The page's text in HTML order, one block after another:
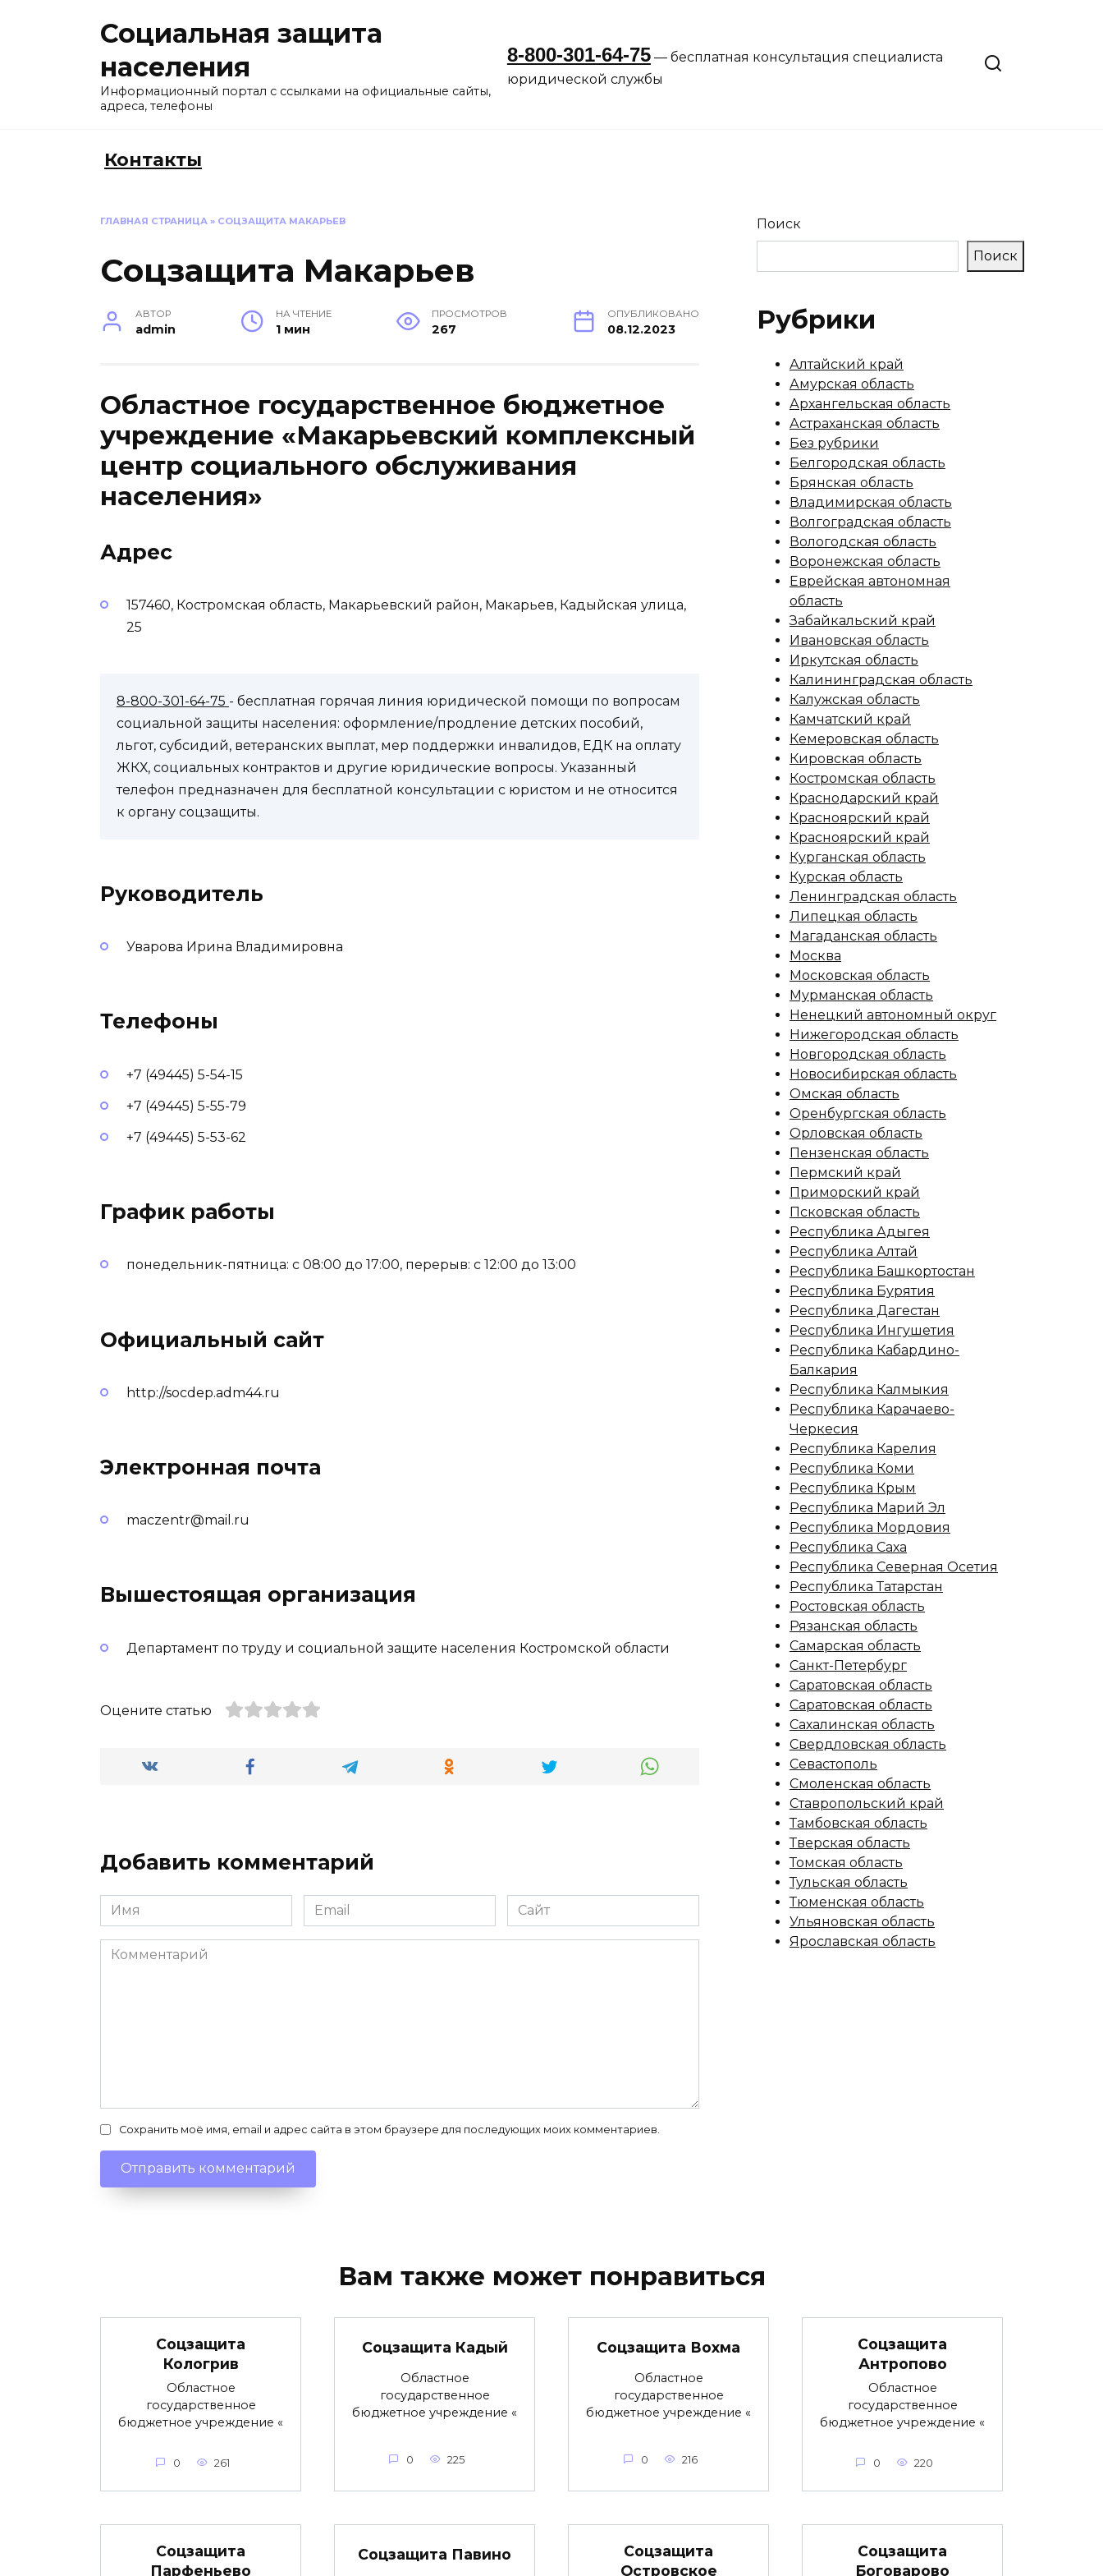
Социальная защита
населения
Информационный портал с ссылками на официальные сайты,
адреса, телефоны
8-800-301-64-75— бесплатная консультация специалиста
юридической службы
Контакты
ГЛАВНАЯ СТРАНИЦА » СОЦЗАЩИТА МАКАРЬЕВ
Соцзащита Макарьев
АВТОР
admin
НА ЧТЕНИЕ
1 мин
ПРОСМОТРОВ
267
ОПУБЛИКОВАНО
08.12.2023
Областное государственное бюджетное
учреждение «Макарьевский комплексный
центр социального обслуживания
населения»
Адрес
157460, Костромская область, Макарьевский район, Макарьев, Кадыйская улица,
25
8-800-301-64-75 - бесплатная горячая линия юридической помощи по вопросам
социальной защиты населения: оформление/продление детских пособий,
льгот, субсидий, ветеранских выплат, мер поддержки инвалидов, ЕДК на оплату
ЖКХ, социальных контрактов и другие юридические вопросы. Указанный
телефон предназначен для бесплатной консультации с юристом и не относится
к органу соцзащиты.
Руководитель
Уварова Ирина Владимировна
Телефоны
+7 (49445) 5-54-15
+7 (49445) 5-55-79
+7 (49445) 5-53-62
График работы
понедельник-пятница: с 08:00 до 17:00, перерыв: с 12:00 до 13:00
Официальный сайт
http://socdep.adm44.ru
Электронная почта
maczentr@mail.ru
Вышестоящая организация
Департамент по труду и социальной защите населения Костромской области
Оцените статью
Добавить комментарий
Имя
*
Email
*
Сайт
Комментарий
Сохранить моё имя, email и адрес сайта в этом браузере для последующих моих комментариев.
Поиск
Поиск
Рубрики
Алтайский край
Амурская область
Архангельская область
Астраханская область
Без рубрики
Белгородская область
Брянская область
Владимирская область
Волгоградская область
Вологодская область
Воронежская область
Еврейская автономная
область
Забайкальский край
Ивановская область
Иркутская область
Калининградская область
Калужская область
Камчатский край
Кемеровская область
Кировская область
Костромская область
Краснодарский край
Красноярский край
Красноярский край
Курганская область
Курская область
Ленинградская область
Липецкая область
Магаданская область
Москва
Московская область
Мурманская область
Ненецкий автономный округ
Нижегородская область
Новгородская область
Новосибирская область
Омская область
Оренбургская область
Орловская область
Пензенская область
Пермский край
Приморский край
Псковская область
Республика Адыгея
Республика Алтай
Республика Башкортостан
Республика Бурятия
Республика Дагестан
Республика Ингушетия
Республика Кабардино-
Балкария
Республика Калмыкия
Республика Карачаево-
Черкесия
Республика Карелия
Республика Коми
Республика Крым
Республика Марий Эл
Республика Мордовия
Республика Саха
Республика Северная Осетия
Республика Татарстан
Ростовская область
Рязанская область
Самарская область
Санкт-Петербург
Саратовская область
Саратовская область
Сахалинская область
Свердловская область
Севастополь
Смоленская область
Ставропольский край
Тамбовская область
Тверская область
Томская область
Тульская область
Тюменская область
Ульяновская область
Ярославская область
Вам также может понравиться
Соцзащита
Кологрив
Областное
государственное
бюджетное учреждение «
0 261
Соцзащита Кадый
Областное
государственное
бюджетное учреждение «
0 225
Соцзащита Вохма
Областное
государственное
бюджетное учреждение «
0 216
Соцзащита
Антропово
Областное
государственное
бюджетное учреждение «
0 220
Соцзащита
Парфеньево
Соцзащита Павино
Соцзащита
Островское
Соцзащита
Боговарово